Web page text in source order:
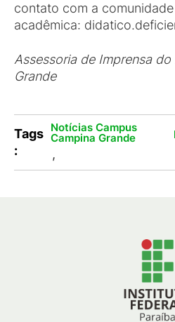
contato com a comunidade
acadêmica:
Assessoria de Imprensa do
Grande
Tags
:
Notícias Campus
Campina Grande
,